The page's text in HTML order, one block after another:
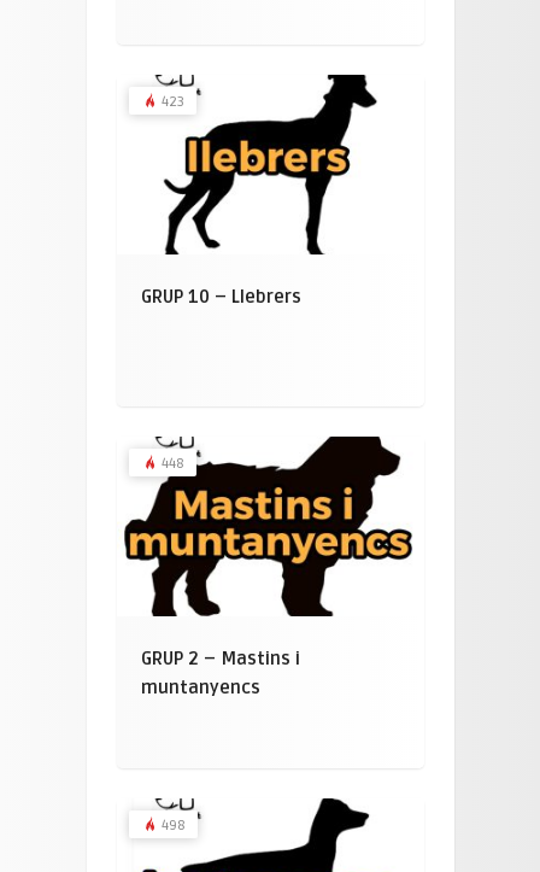
423
GRUP 10 – Llebrers
448
GRUP 2 – Mastins i
muntanyencs
498